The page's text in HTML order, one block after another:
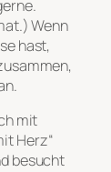
Wenn
hast,
mit
Herz“
besucht